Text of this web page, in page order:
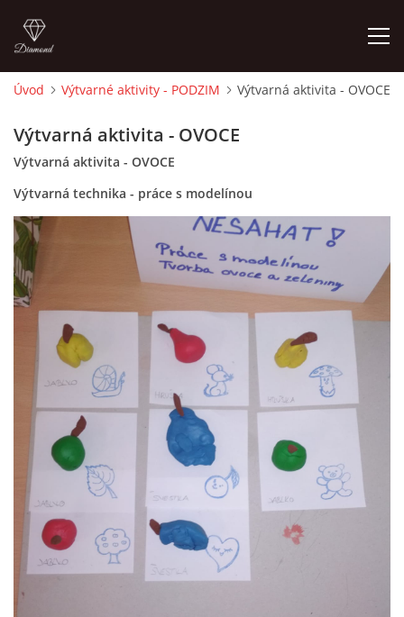
O MĚ
FOTOALBUM
DĚJINY VÝTVARNÉHO UMĚNÍ
NOVINKY ZE ŠKOLSTVÍ 2025
ROČNÍ PLÁN - INSPIRACE /DLE NOVÉHO RVP PV 2025
VZDĚLÁVACÍ BLOK ZÁŘÍ
VZDĚLÁVACÍ BLOK ŘÍJEN
VZDĚLÁVACÍ BLOK LISTOPAD
Úvod Výtvarné aktivity - PODZIM Výtvarná aktivita - OVOCE
Výtvarná aktivita - OVOCE
Výtvarná aktivita - OVOCE
Výtvarná technika - práce s modelínou